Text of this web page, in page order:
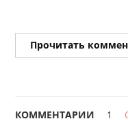
Прочитать
КОММЕНТАРИИ 1